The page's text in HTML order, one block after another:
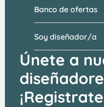
Banco de ofertas
Soy diseñador/a
Únete a